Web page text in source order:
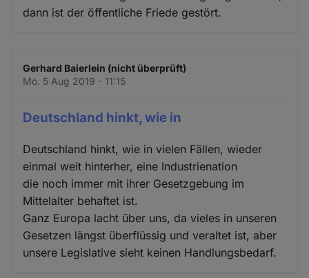
dann ist der öffentliche Friede gestört.
Gerhard Baierlein (nicht überprüft)
Mo. 5 Aug 2019 - 11:15
Deutschland hinkt, wie in
Deutschland hinkt, wie in vielen Fällen, wieder
einmal weit hinterher, eine Industrienation
die noch immer mit ihrer Gesetzgebung im
Mittelalter behaftet ist.
Ganz Europa lacht über uns, da vieles in unseren
Gesetzen längst überflüssig und veraltet ist, aber
unsere Legislative sieht keinen Handlungsbedarf.